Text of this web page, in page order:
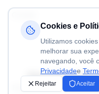
Aprenda mais
Resolva questões de
Cookies e
Utilizamos
melhorar sua
navegando, você
Privacidadee
Rejeitar Aceitar